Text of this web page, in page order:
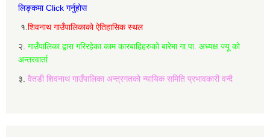
लिङ्कमा Click गर्नुहोस
१. शिवनाथ गाउँपालिकाको ऐतिहासिक स्थल
२. गाउँपालिका द्वारा गरिरहेका काम कारबाहिहरुको बारेमा गा.पा. अध्यक्ष ज्यू को
अन्तरवार्ता
३. वैतडी शिवनाथ गाउँपालिका अन्त्रगतको न्यायिक समिति प्रभावकारी वन्दै